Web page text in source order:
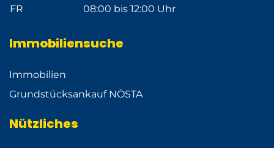
FR 08:00 bis 12:00 Uhr
Immobiliensuche
Immobilien
Grundstücksankauf NÖSTA
Nützliches